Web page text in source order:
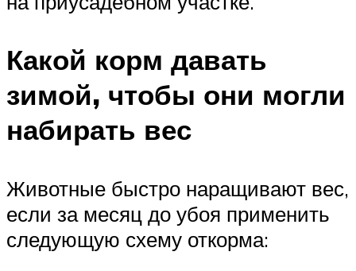
Какой корм давать
зимой, чтобы они могли
набирать вес
Животные быстро наращивают вес,
если за месяц до убоя применить
следующую схему откорма: